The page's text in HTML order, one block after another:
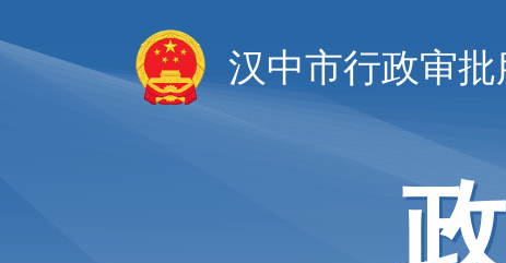
汉中市行政审批